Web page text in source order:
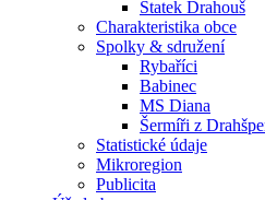
Statek Drahouš
Charakteristika obce
Spolky & sdružení
Rybaříci
Babinec
MS Diana
Šermíři z
Statistické údaje
Mikroregion
Publicita